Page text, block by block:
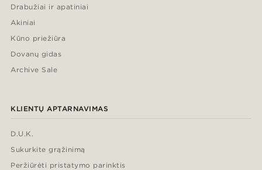
Drabužiai ir apatiniai
Akiniai
Kūno priežiūra
Dovanų gidas
Archive Sale
KLIENTŲ APTARNAVIMAS
D.U.K.
Sukurkite grąžinimą
Peržiūrėti pristatymo parinktis